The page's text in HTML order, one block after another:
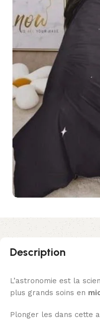
Description
L’astronomie est la
plus grands soins en
Plonger les dans cette